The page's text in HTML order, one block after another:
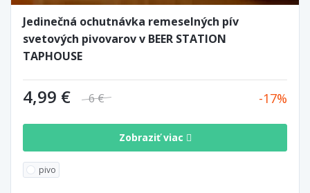
Jedinečná ochutnávka remeselných pív
svetových pivovarov v BEER STATION
TAPHOUSE
4,99 € 6 € 17
Zobraziť viac
pivo